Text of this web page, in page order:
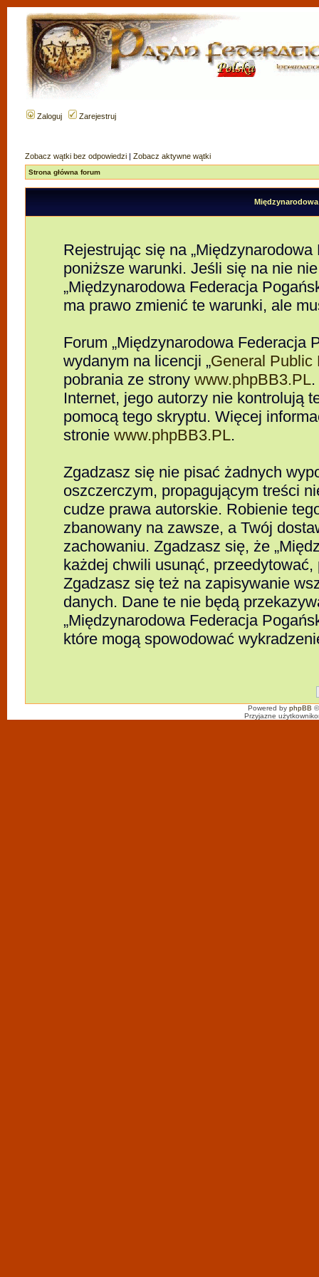
Zaloguj Zarejestruj
Zobacz wątki bez odpowiedzi | Zobacz aktywne wątki
Strona główna forum
Rejestrując się na
poniższe warunki. Jeśli się na nie
„Międzynarodowa Federacja
ma prawo zmienić te warunki, ale
Forum „Międzynarodowa Federacja
wydanym na licencji „General Public
pobrania ze strony www.phpBB3.PL
Internet, jego autorzy nie kontrolują
pomocą tego skryptu. Więcej
stronie www.phpBB3.PL.
Zgadzasz się nie pisać żadnych
oszczerczym, propagującym treści
cudze prawa autorskie. Robienie
zbanowany na zawsze, a Twój
zachowaniu. Zgadzasz się, że
każdej chwili usunąć,
Zgadzasz się też na zapisywanie
danych. Dane te nie będą
„Międzynarodowa Federacja
które mogą spowodować
Powered by phpBB
Przyjazne